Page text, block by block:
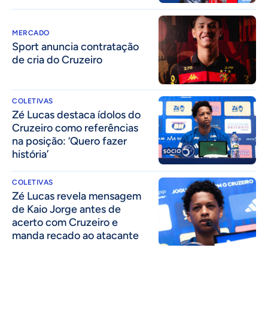
MERCADO
Sport anuncia contratação
de cria do Cruzeiro
COLETIVAS
Zé Lucas destaca ídolos do
Cruzeiro como referências
na posição: ‘Quero fazer
história’
COLETIVAS
Zé Lucas revela mensagem
de Kaio Jorge antes de
acerto com Cruzeiro e
manda recado ao atacante